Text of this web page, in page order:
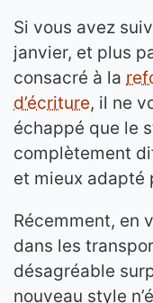
Si vous avez
janvier, et plus
consacré à la
d’écriture, il ne
échappé que le
complètement
et mieux adapté
Récemment, en
dans les
désagréable
nouveau style